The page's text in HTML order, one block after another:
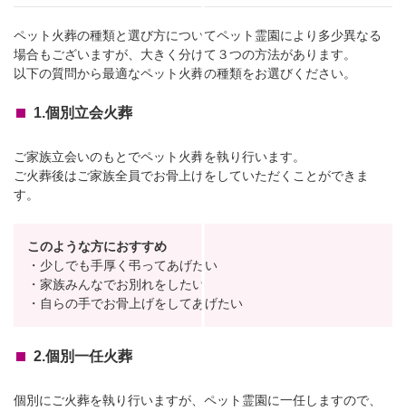
ペット火葬の種類と選び方についてペット霊園により多少異なる
場合もございますが、大きく分けて３つの方法があります。
以下の質問から最適なペット火葬の種類をお選びください。
1.個別立会火葬
ご家族立会いのもとでペット火葬を執り行います。
ご火葬後はご家族全員でお骨上げをしていただくことができま
す。
このような方におすすめ
・少しでも手厚く弔ってあげたい
・家族みんなでお別れをしたい
・自らの手でお骨上げをしてあげたい
2.個別一任火葬
個別にご火葬を執り行いますが、ペット霊園に一任しますので、